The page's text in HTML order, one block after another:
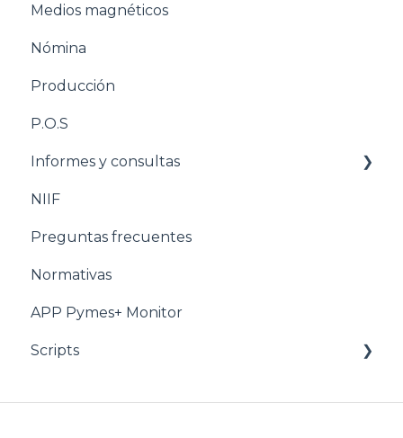
Pasos para configurar la Nómina
Estructuración Nómina
Pasos para configurar Producción
Estructuración Producción
Pasos para configurar POS
Estructuración POS
Estructuración Utilitarios
Medios magnéticos
Nómina
Producción
P.O.S
Informes y consultas
Nomina
NIIF
Preguntas frecuentes
Normativas
APP Pymes+ Monitor
Scripts